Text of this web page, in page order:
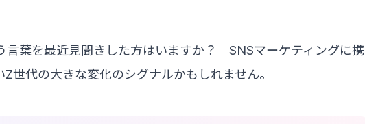
言葉を最近見聞きした方はいますか？ SNSマーケティングに携
世代の大きな変化のシグナルかもしれません。